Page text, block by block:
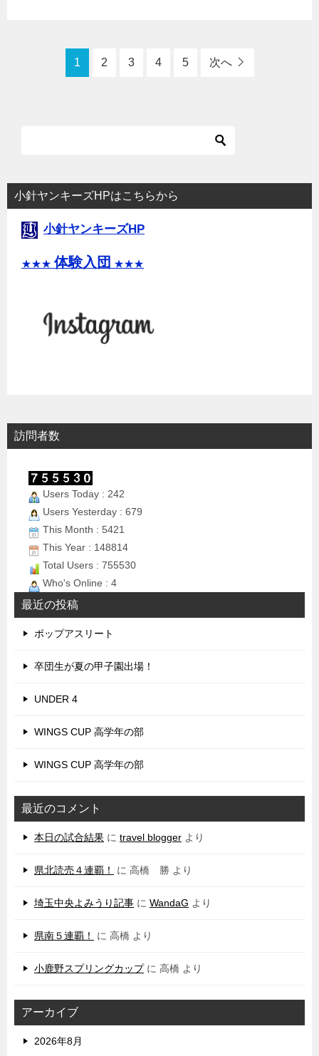
1 2 3 4 5 次へ
小針ヤンキーズHPはこちらから
小針ヤンキーズHP
★★★ 体験入団 ★★★
訪問者数
Users Today : 242
Users Yesterday : 679
This Month : 5421
This Year : 148814
Total Users : 755530
Who's Online : 4
最近の投稿
ポップアスリート
卒団生が夏の甲子園出場！
UNDER 4
WINGS CUP 高学年の部
WINGS CUP 高学年の部
最近のコメント
本日の試合結果 に travel blogger より
県北読売４連覇！ に 高橋 勝 より
埼玉中央よみうり記事 に WandaG より
県南５連覇！ に 高橋 より
小鹿野スプリングカップに 高橋 より
アーカイブ
2026年8月